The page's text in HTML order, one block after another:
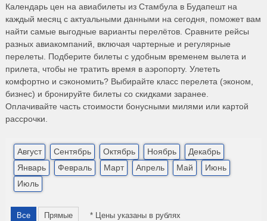
Календарь цен на авиабилеты из Стамбула в Будапешт на
каждый месяц с актуальными данными на сегодня, поможет вам
найти самые выгодные варианты перелётов. Сравните рейсы
разных авиакомпаний, включая чартерные и регулярные
перелеты. Подберите билеты с удобным временем вылета и
прилета, чтобы не тратить время в аэропорту. Улететь
комфортно и сэкономить? Выбирайте класс перелета (эконом,
бизнес) и бронируйте билеты со скидками заранее.
Оплачивайте часть стоимости бонусными милями или картой
рассрочки.
Август Сентябрь Октябрь Ноябрь
Декабрь
Январь
Февраль Март Апрель Май
Июнь
Июль
Все Прямые * Цены указаны в рублях